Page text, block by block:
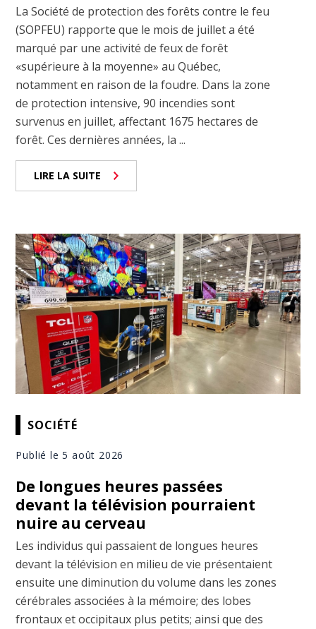
La Société de protection des forêts contre le feu
(SOPFEU) rapporte que le mois de juillet a été
marqué par une activité de feux de forêt
«supérieure à la moyenne» au Québec,
notamment en raison de la foudre. Dans la zone
de protection intensive, 90 incendies sont
survenus en juillet, affectant 1675 hectares de
forêt. Ces dernières années, la ...
LIRE LA SUITE
SOCIÉTÉ
Publié le 5 août 2026
De longues heures passées
devant la télévision pourraient
nuire au cerveau
Les individus qui passaient de longues heures
devant la télévision en milieu de vie présentaient
ensuite une diminution du volume dans les zones
cérébrales associées à la mémoire; des lobes
frontaux et occipitaux plus petits; ainsi que des